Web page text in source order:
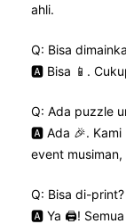
ahli.
Q: Bisa
🅰️ Bisa 📱.
Q: Ada puzzle
🅰️ Ada 🎉. Kami
event
Q: Bisa di-print?
🅰️ Ya 🖨️! Semua